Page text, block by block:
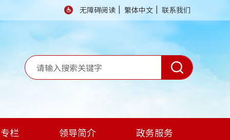
无障碍阅读 | 繁体中文 | 联系我们
栏 领导简介 政务服务